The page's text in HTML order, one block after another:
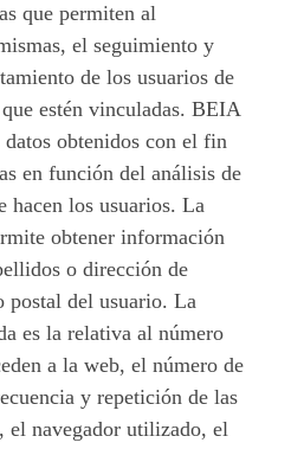
que permiten al
el seguimiento y
de los usuarios de
estén vinculadas. BEIA
obtenidos con el fin
en función del análisis de
hacen los usuarios. La
obtener información
o dirección de
postal del usuario. La
es la relativa al número
a la web, el número de
y repetición de las
el navegador utilizado, el